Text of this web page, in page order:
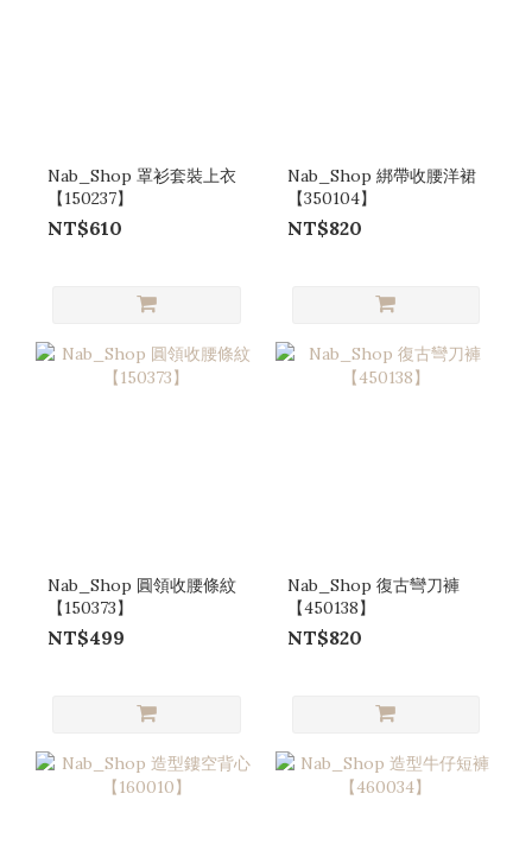
Nab_Shop 罩衫套裝上衣
【150237】
NT$610
Nab_Shop 綁帶收腰洋裙
【350104】
NT$820
Nab_Shop 圓領收腰條紋
【150373】
NT$499
Nab_Shop 復古彎刀褲
【450138】
NT$820